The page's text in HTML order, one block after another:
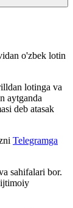
o'zbek lotin
lotinga va
aytganda
deb atasak
Telegramga
sahifalari bor.
ijtimoiy